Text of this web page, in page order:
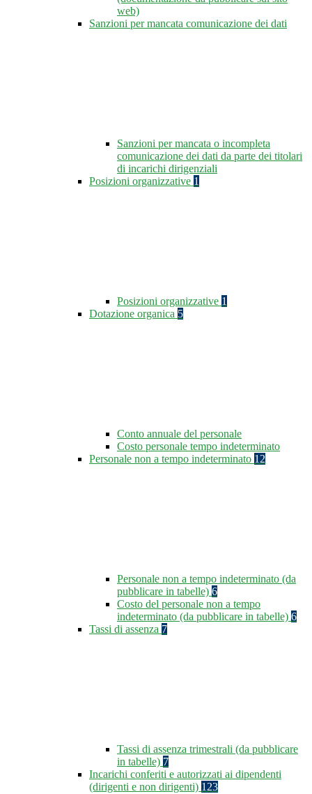
web)
Sanzioni per mancata comunicazione dei dati
Sanzioni per mancata o incompleta
comunicazione dei dati da parte dei titolari
di incarichi dirigenziali
Posizioni organizzative 1
Posizioni organizzative 1
Dotazione organica 5
Conto annuale del personale
Costo personale tempo indeterminato
Personale non a tempo indeterminato 12
Personale non a tempo indeterminato (da
pubblicare in tabelle) 6
Costo del personale non a tempo
indeterminato (da pubblicare in tabelle) 6
Tassi di assenza 7
Tassi di assenza trimestrali (da pubblicare
in tabelle) 7
Incarichi conferiti e autorizzati ai dipendenti
(dirigenti e non dirigenti) 123